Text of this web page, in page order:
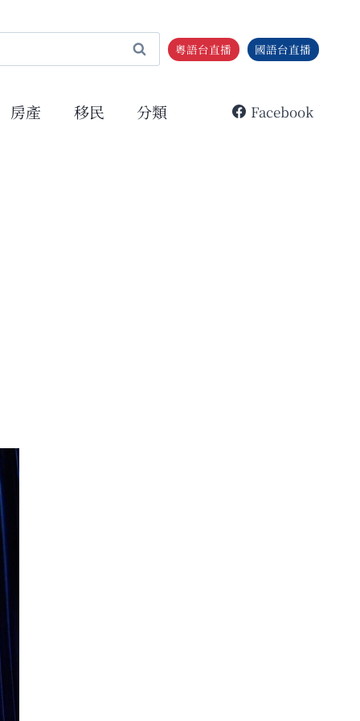
粵語台直播 國語台直播
房產 移民 分類 Facebook